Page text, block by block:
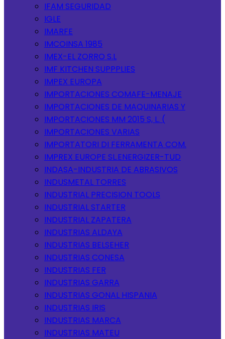
IFAM SEGURIDAD
IGLE
IMARFE
IMCOINSA 1985
IMEX-EL ZORRO S.L
IMF KITCHEN SUPPPLIES
IMPEX EUROPA
IMPORTACIONES COMAFE-MENAJE
IMPORTACIONES DE MAQUINARIAS Y
IMPORTACIONES MM 2015 S, L. (
IMPORTACIONES VARIAS
IMPORTATORI DI FERRAMENTA COM.
IMPREX EUROPE SL.ENERGIZER-TUD
INDASA-INDUSTRIA DE ABRASIVOS
INDUSMETAL TORRES
INDUSTRIAL PRECISION TOOLS
INDUSTRIAL STARTER
INDUSTRIAL ZAPATERA
INDUSTRIAS ALDAYA
INDUSTRIAS BELSEHER
INDUSTRIAS CONESA
INDUSTRIAS FER
INDUSTRIAS GARRA
INDUSTRIAS GONAL HISPANIA
INDUSTRIAS IRIS
INDUSTRIAS MARCA
INDUSTRIAS MATEU